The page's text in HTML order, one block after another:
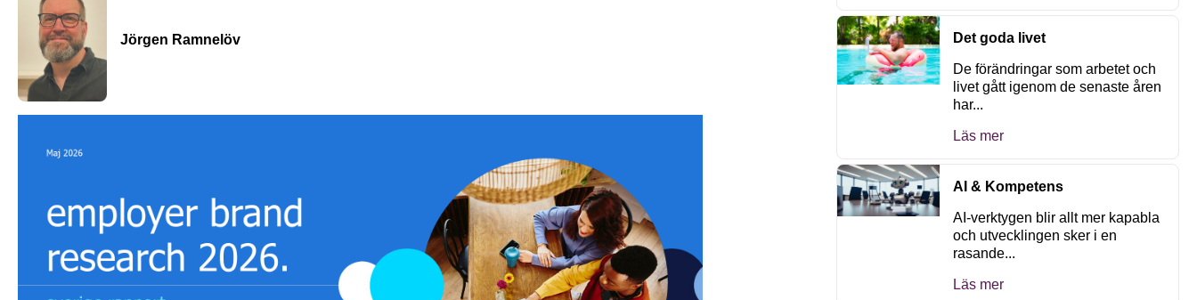
Jörgen Ramnelöv Det goda livet
De förändringar som arbetet och
livet gått igenom de senaste åren
har...
Läs mer
AI & Kompetens
AI-verktygen blir allt mer kapabla
och utvecklingen sker i en
rasande...
Läs mer